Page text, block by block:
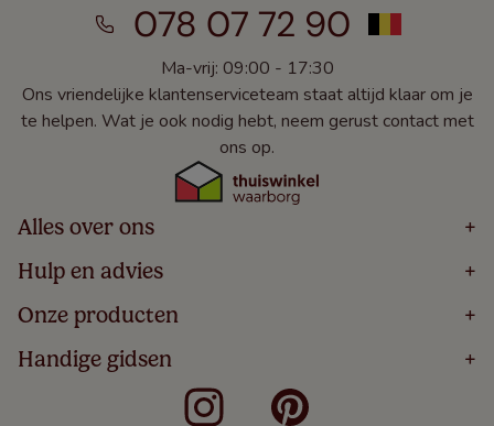
078 07 72 90
Ma-vrij: 09:00 - 17:30
Ons vriendelijke klantenserviceteam staat altijd klaar om je
te helpen. Wat je ook nodig hebt, neem gerust contact met
ons op.
Alles over ons +
Home
Over
Bestellen
Winacties
Veelgestelde Vragen
Hulp en advies +
Volg Je Bestelling
Levering
5 Jaar Garantie
Algemene Voorwaarden
Onze producten +
Houten Jaloezieën
Rolgordijnen
Handige gidsen +
Meten Voor Raamdecoratie
Badkamer Raamdecoratie